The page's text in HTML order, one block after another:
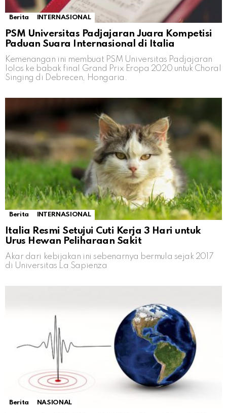
Berita INTERNASIONAL
PSM Universitas Padjajaran Juara Kompetisi
Paduan Suara Internasional di Italia
Kemenangan ini membuat PSM Universitas Padjajaran
lolos ke babak final Grand Prix Eropa 2020 untuk Choral
Singing di Debrecen, Hongaria.
Berita INTERNASIONAL
Italia Resmi Setujui Cuti Kerja 3 Hari untuk
Urus Hewan Peliharaan Sakit
Akar dari kebijakan ini sebenarnya bermula sejak 2017
di Universitas La Sapienza
Berita NASIONAL